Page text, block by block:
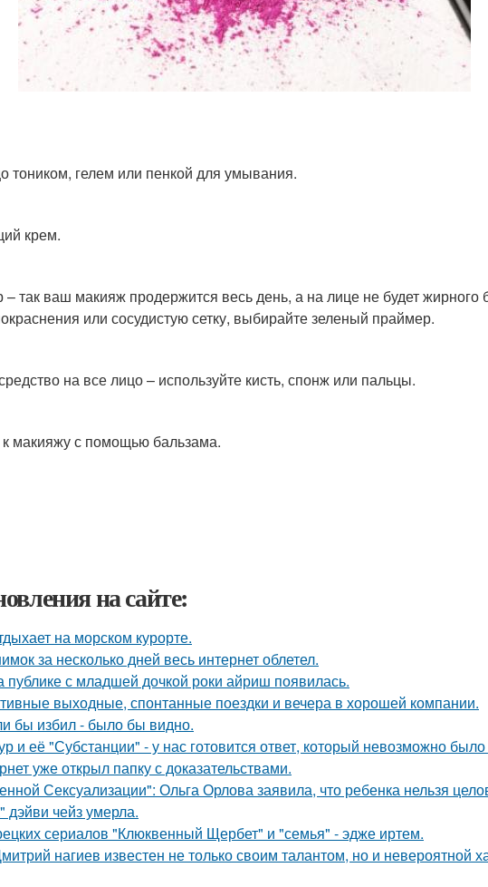
тоником, гелем или пенкой для умывания.
крем.
так ваш макияж продержится весь день, а на лице не будет жирного
или сосудистую сетку, выбирайте зеленый праймер.
на все лицо – используйте кисть, спонж или пальцы.
к макияжу с помощью бальзама.
на сайте:
на морском курорте.
за несколько дней весь интернет облетел.
с младшей дочкой роки айриш появилась.
выходные, спонтанные поездки и вечера в хорошей компании.
бы избил - было бы видно.
и её "Субстанции" - у нас готовится ответ, который невозможно
уже открыл папку с доказательствами.
Сексуализации": Ольга Орлова заявила, что ребенка нельзя
дэйви чейз умерла.
сериалов "Клюквенный Щербет" и "семья" - эдже иртем.
нагиев известен не только своим талантом, но и невероятной